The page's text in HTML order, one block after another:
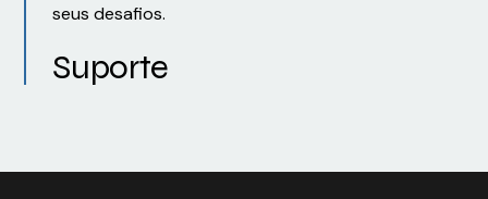
seus desafios.
Suporte